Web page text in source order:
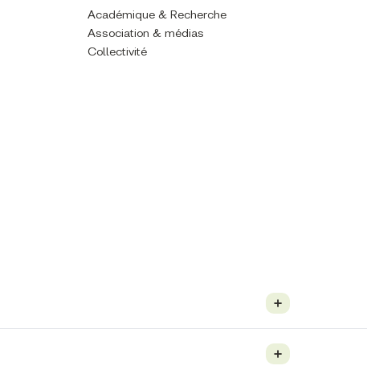
Académique & Recherche
Association & médias
Collectivité